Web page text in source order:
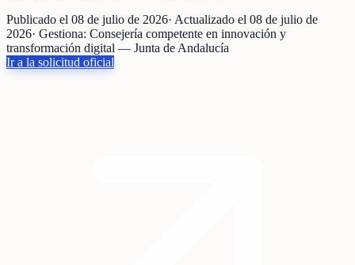
Publicado el 08 de julio de 2026· Actualizado el 08 de julio de
2026· Gestiona: Consejería competente en innovación y
transformación digital — Junta de Andalucía
Ir a la solicitud oficial